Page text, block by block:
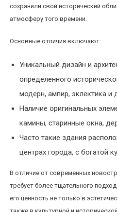
сохранили свой исторический
атмосферу того времени.
Основные отличия включают:
Уникальный дизайн и
определенного
модерн, ампир, эклектика и
Наличие оригинальных
камины, старинные окна,
Часто такие здания
центрах города, с богатой
В отличие от современных
требует более тщательного
его ценность не только в